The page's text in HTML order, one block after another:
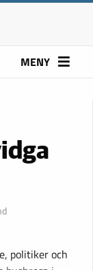
MENY
politiker och